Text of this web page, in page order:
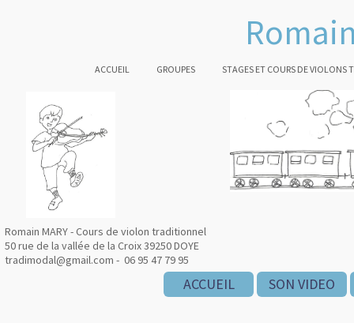
ACCUEIL GROUPES STAGES ET COURS DE VIOLONS
Romain MARY - Cours de violon traditionnel
50 rue de la vallée de la Croix 39250 DOYE
tradimodal@gmail.com - 06 95 47 79 95
ACCUEIL SON VIDEO